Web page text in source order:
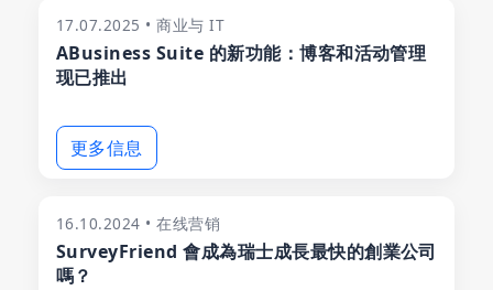
17.07.2025 • 商业与 IT
ABusiness Suite 的新功能：博客和活动管理
现已推出
更多信息
16.10.2024 • 在线营销
SurveyFriend 會成為瑞士成長最快的創業公司
嗎？